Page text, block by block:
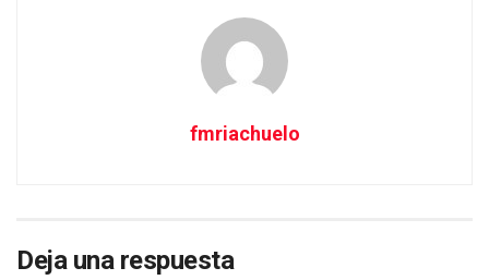
fmriachuelo
Deja una respuesta